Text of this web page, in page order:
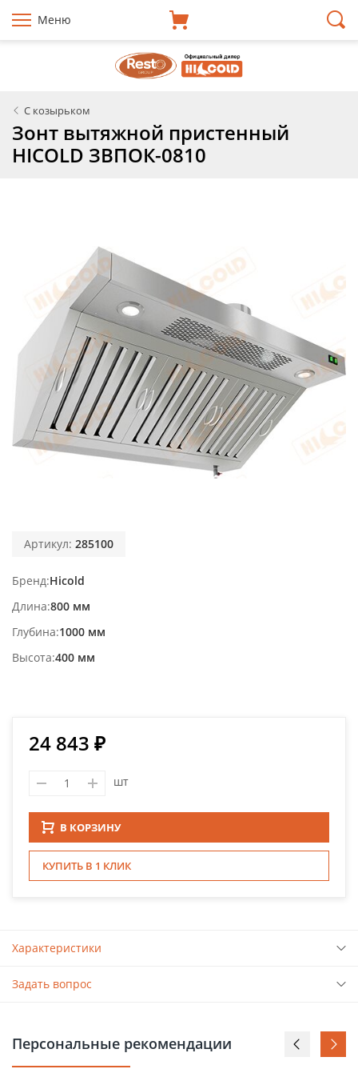
Меню
С козырьком
Зонт вытяжной пристенный
HICOLD ЗВПОК-0810
Артикул: 285100
Бренд Hicold
Длина 800 мм
Глубина 1000 мм
Высота 400 мм
24 843 ₽
шт
В КОРЗИНУ
КУПИТЬ В 1 КЛИК
Характеристики
Задать вопрос
Персональные рекомендации